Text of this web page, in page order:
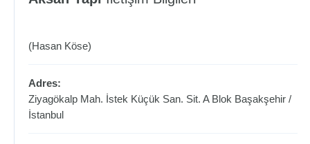
(Hasan Köse)
Adres:
Ziyagökalp Mah. İstek Küçük San. Sit. A Blok Başakşehir /
İstanbul